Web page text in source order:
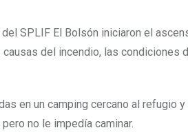
SPLIF El Bolsón iniciaron el
del incendio, las condiciones
en un camping cercano al refugio
no le impedía caminar.